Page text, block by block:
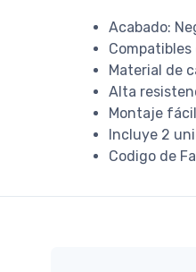
Acabado:
Compatibles
Material de
Alta
Montaje
Incluye 2
Codigo de